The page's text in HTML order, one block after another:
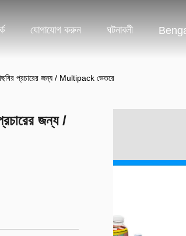
যোগাযোগ করুন ঘটনাবলী
প্রচারের জন্য / Multipack ভেতরে
জন্য /